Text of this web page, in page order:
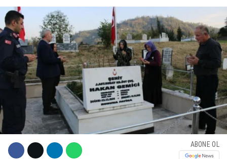
Facebook
Instagram
Youtube
SERVISLER
ABONE OL